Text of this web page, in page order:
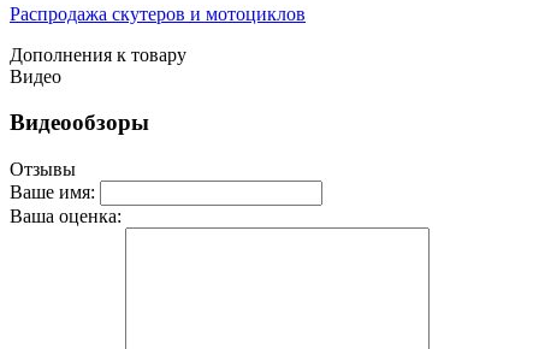
Распродажа скутеров и мотоциклов
Дополнения к товару
Видео
Видеообзоры
Отзывы
Ваше имя:
Ваша оценка: